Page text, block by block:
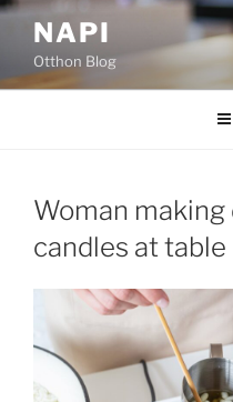
Tartalomhoz
NAPI
Otthon Blog
Woman
candles at table